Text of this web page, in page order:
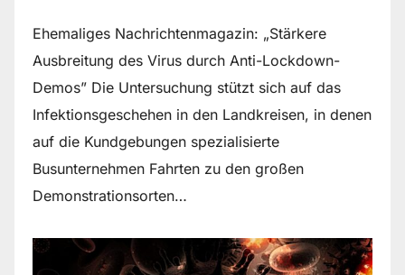
Ehemaliges Nachrichtenmagazin: „Stärkere
Ausbreitung des Virus durch Anti-Lockdown-
Demos” Die Untersuchung stützt sich auf das
Infektionsgeschehen in den Landkreisen, in denen
auf die Kundgebungen spezialisierte
Busunternehmen Fahrten zu den großen
Demonstrationsorten…